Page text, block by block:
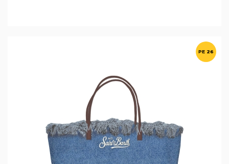
PE 26